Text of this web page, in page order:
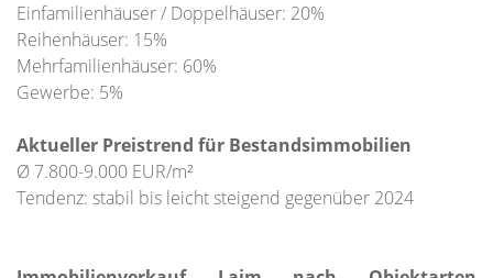
Einfamilienhäuser / Doppelhäuser: 20%
Reihenhäuser: 15%
Mehrfamilienhäuser: 60%
Gewerbe: 5%
Aktueller Preistrend für Bestandsimmobilien
Ø 7.800-9.000 EUR/m²
Tendenz: stabil bis leicht steigend gegenüber 2024